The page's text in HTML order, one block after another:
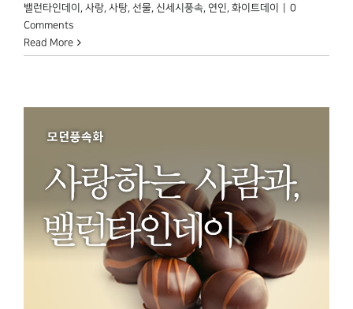
밸런타인데이 , 사랑, 사탕, 선물, 신세시풍속, 연인, 화이트데이
0
Comments
Read More